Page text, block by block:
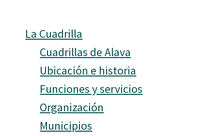
La Cuadrilla
Cuadrillas de Alava
Ubicación e historia
Funciones y servicios
Organización
Municipios